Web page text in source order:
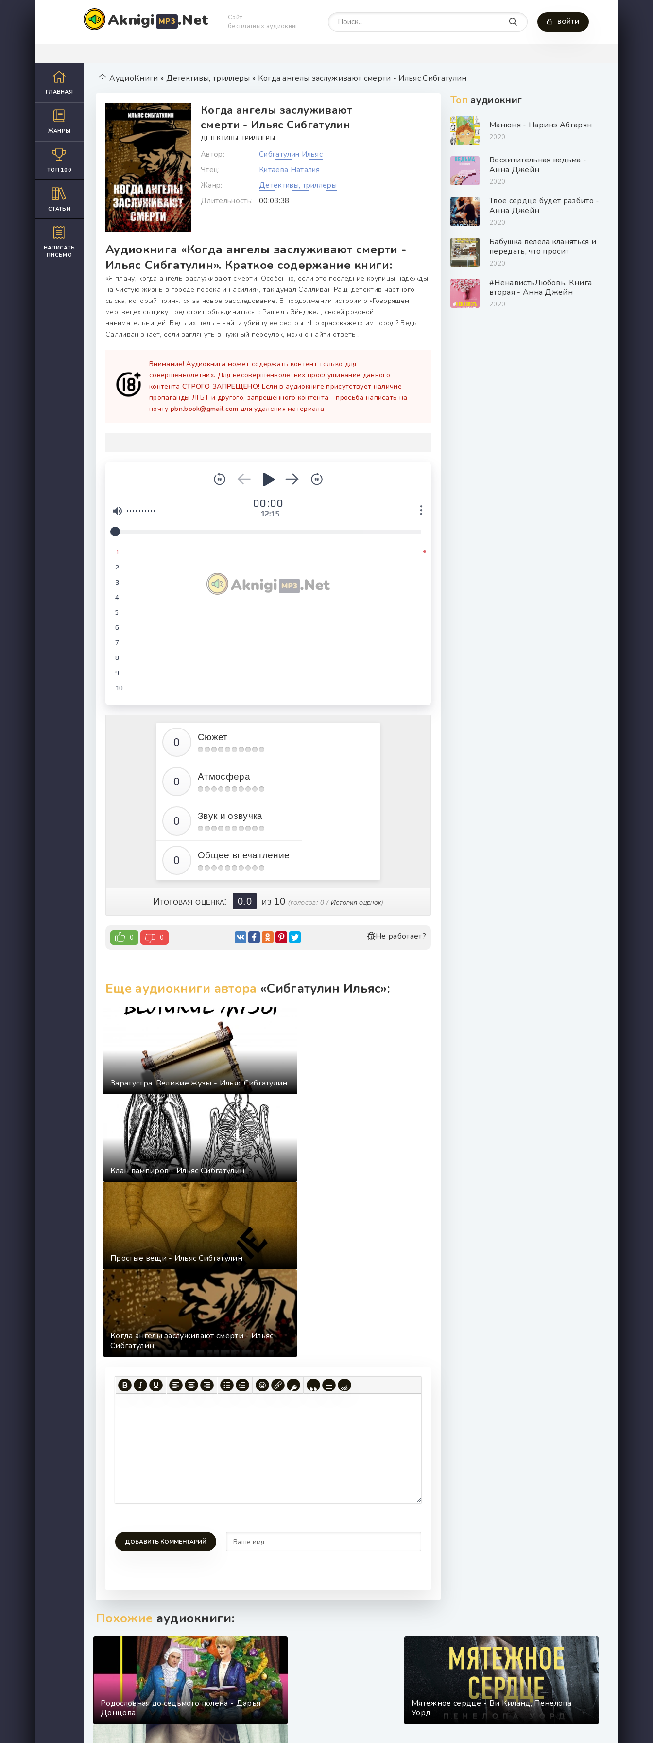
Aknigi MP3 .Net
Сайт
бесплатных аудиокниг
ВОЙТИ
ГЛАВНАЯ
ЖАНРЫ
ТОП 100
СТАТЬИ
НАПИСАТЬ
ПИСЬМО
АудиоКниги » Детективы, триллеры » Когда ангелы заслуживают смерти - Ильяс Сибгатулин
Когда ангелы заслуживают
смерти - Ильяс Сибгатулин
ДЕТЕКТИВЫ, ТРИЛЛЕРЫ
Автор:
Сибгатулин Ильяс
Чтец:
Китаева Наталия
Жанр:
Детективы, триллеры
Длительность:
00:03:38
Аудиокнига «Когда ангелы заслуживают смерти -
Ильяс Сибгатулин». Краткое содержание книги:
«Я плачу, когда ангелы заслуживают смерти. Особенно, если это последние крупицы надежды
на чистую жизнь в городе порока и насилия», так думал Салливан Раш, детектив частного
сыска, который принялся за новое расследование. В продолжении истории о «Говорящем
мертвеце» сыщику предстоит объединиться с Рашель Эйнджел, своей роковой
нанимательницей. Ведь их цель – найти убийцу ее сестры. Что «расскажет» им город? Ведь
Салливан знает, если заглянуть в нужный переулок, можно найти ответы.
Внимание! Аудиокнига может содержать контент только для
совершеннолетних. Для несовершеннолетних прослушивание данного
контента СТРОГО ЗАПРЕЩЕНО! Если в аудиокниге присутствует наличие
пропаганды ЛГБТ и другого, запрещенного контента - просьба написать на
почту pbn.book@gmail.com для удаления материала
00:00
12:15
1
2
3
4
5
6
7
8
9
10
Сюжет
Атмосфера
Звук и озвучка
Общее впечатление
Итоговая оценка: 0.0 из 10(голосов:0 / История оценок)
0 0 Не работает?
Еще аудиокниги автора «Сибгатулин Ильяс»:
Заратустра. Великие жузы - Ильяс Сибгатулин
Клан вампиров - Ильяс Сибгатулин
Простые вещи - Ильяс Сибгатулин
Когда ангелы заслуживают смерти - Ильяс
Сибгатулин
ДОБАВИТЬ КОММЕНТАРИЙ
Топ аудиокниг
Манюня - Наринэ Абгарян
2020
Восхитительная ведьма -
Анна Джейн
2020
Твое сердце будет разбито -
Анна Джейн
2020
Бабушка велела кланяться и
передать, что просит
прощения - Фредерик
2020
#НенавистьЛюбовь. Книга
вторая - Анна Джейн
2020
Похожие аудиокниги:
Родословная до седьмого полена - Дарья
Донцова
Мятежное сердце - Ви Киланд, Пенелопа
Уорд